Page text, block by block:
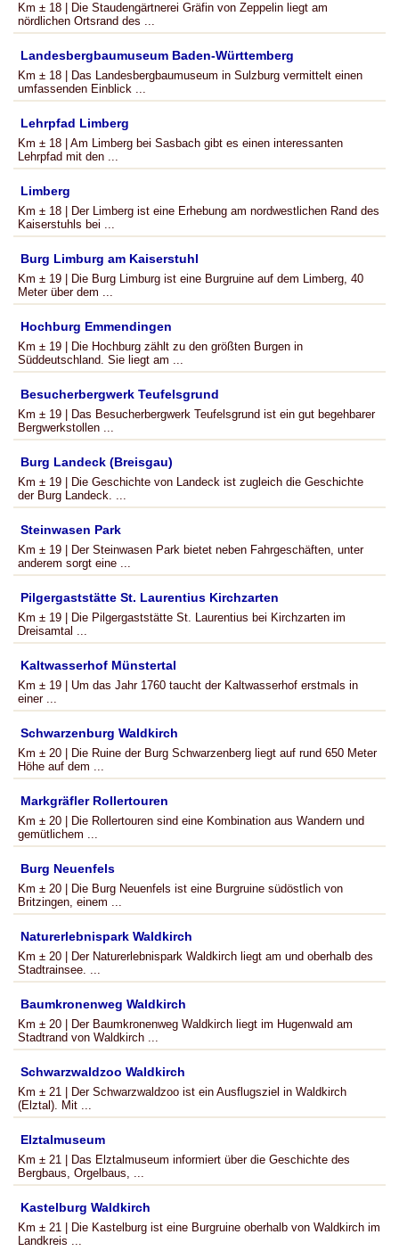
Km ± 18 | Die Staudengärtnerei Gräfin von Zeppelin liegt am
nördlichen Ortsrand des ...
Landesbergbaumuseum Baden-Württemberg
Km ± 18 | Das Landesbergbaumuseum in Sulzburg vermittelt einen
umfassenden Einblick ...
Lehrpfad Limberg
Km ± 18 | Am Limberg bei Sasbach gibt es einen interessanten
Lehrpfad mit den ...
Limberg
Km ± 18 | Der Limberg ist eine Erhebung am nordwestlichen Rand des
Kaiserstuhls bei ...
Burg Limburg am Kaiserstuhl
Km ± 19 | Die Burg Limburg ist eine Burgruine auf dem Limberg, 40
Meter über dem ...
Hochburg Emmendingen
Km ± 19 | Die Hochburg zählt zu den größten Burgen in
Süddeutschland. Sie liegt am ...
Besucherbergwerk Teufelsgrund
Km ± 19 | Das Besucherbergwerk Teufelsgrund ist ein gut begehbarer
Bergwerkstollen ...
Burg Landeck (Breisgau)
Km ± 19 | Die Geschichte von Landeck ist zugleich die Geschichte
der Burg Landeck. ...
Steinwasen Park
Km ± 19 | Der Steinwasen Park bietet neben Fahrgeschäften, unter
anderem sorgt eine ...
Pilgergaststätte St. Laurentius Kirchzarten
Km ± 19 | Die Pilgergaststätte St. Laurentius bei Kirchzarten im
Dreisamtal ...
Kaltwasserhof Münstertal
Km ± 19 | Um das Jahr 1760 taucht der Kaltwasserhof erstmals in
einer ...
Schwarzenburg Waldkirch
Km ± 20 | Die Ruine der Burg Schwarzenberg liegt auf rund 650 Meter
Höhe auf dem ...
Markgräfler Rollertouren
Km ± 20 | Die Rollertouren sind eine Kombination aus Wandern und
gemütlichem ...
Burg Neuenfels
Km ± 20 | Die Burg Neuenfels ist eine Burgruine südöstlich von
Britzingen, einem ...
Naturerlebnispark Waldkirch
Km ± 20 | Der Naturerlebnispark Waldkirch liegt am und oberhalb des
Stadtrainsee. ...
Baumkronenweg Waldkirch
Km ± 20 | Der Baumkronenweg Waldkirch liegt im Hugenwald am
Stadtrand von Waldkirch ...
Schwarzwaldzoo Waldkirch
Km ± 21 | Der Schwarzwaldzoo ist ein Ausflugsziel in Waldkirch
(Elztal). Mit ...
Elztalmuseum
Km ± 21 | Das Elztalmuseum informiert über die Geschichte des
Bergbaus, Orgelbaus, ...
Kastelburg Waldkirch
Km ± 21 | Die Kastelburg ist eine Burgruine oberhalb von Waldkirch im
Landkreis ...